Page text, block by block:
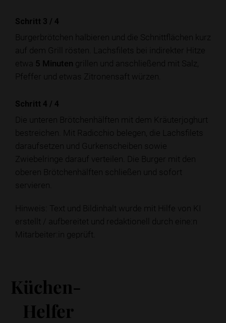
Schritt 3 / 4
Burgerbrötchen halbieren und die Schnittflächen kurz
auf dem Grill rösten. Lachsfilets bei indirekter Hitze
etwa 5 Minuten grillen und anschließend mit Salz,
Pfeffer und etwas Zitronensaft würzen.
Schritt 4 / 4
Die unteren Brötchenhälften mit dem Kräuterjoghurt
bestreichen. Mit Radicchio belegen, die Lachsfilets
daraufsetzen und Gurkenscheiben sowie
Zwiebelringe darauf verteilen. Die Burger mit den
oberen Brötchenhälften schließen und sofort
servieren.
Hinweis: Text und Bildinhalt wurde mit Hilfe von KI
erstellt / aufbereitet und redaktionell durch eine:n
Mitarbeiter:in geprüft.
Küchen-
Helfer